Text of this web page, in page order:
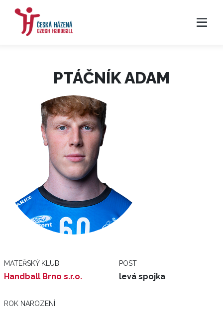
PTÁČNÍK ADAM
MATEŘSKÝ KLUB
Handball Brno s.r.o.
POST
levá spojka
ROK NAROZENÍ